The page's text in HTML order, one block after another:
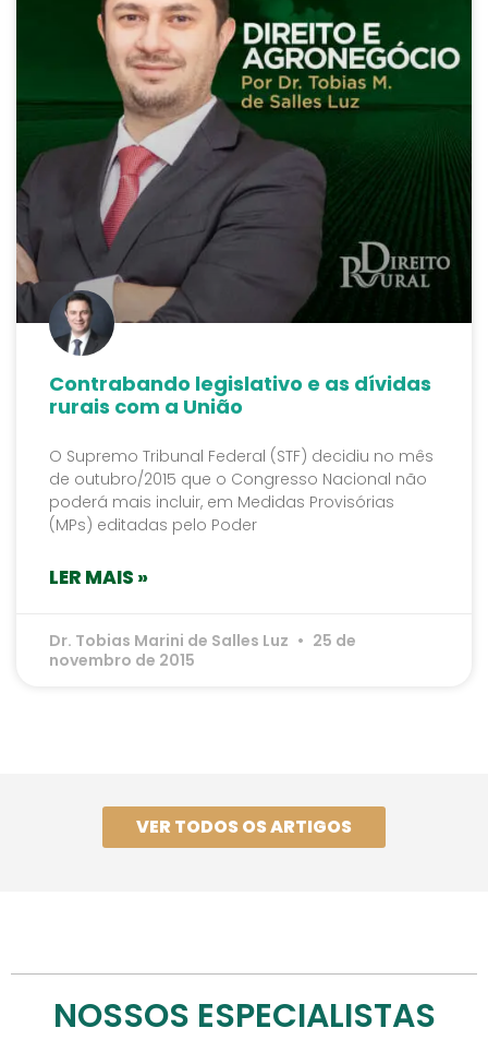
Contrabando legislativo e as dívidas
rurais com a União
O Supremo Tribunal Federal (STF) decidiu no mês
de outubro/2015 que o Congresso Nacional não
poderá mais incluir, em Medidas Provisórias
(MPs) editadas pelo Poder
LER MAIS »
Dr. Tobias Marini de Salles Luz
25 de
novembro de 2015
VER TODOS OS ARTIGOS
NOSSOS ESPECIALISTAS